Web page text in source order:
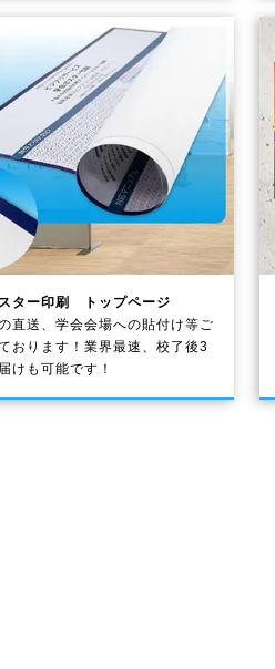
ター印刷 トップページ
直送、学会会場への貼付け等ご
おります！業界最速、校了後3
けも可能です！